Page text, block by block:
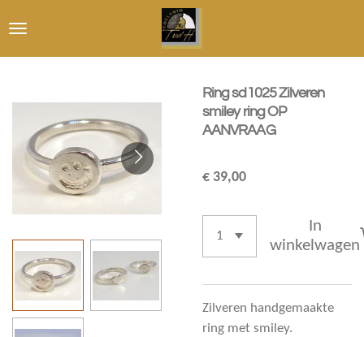
direct
naar
hoofdinhoud
Ring sd1025 Zilveren
smiley ring OP
AANVRAAG
€ 39,00
In
winkelwagen
Zilveren handgemaakte
ring met smiley.